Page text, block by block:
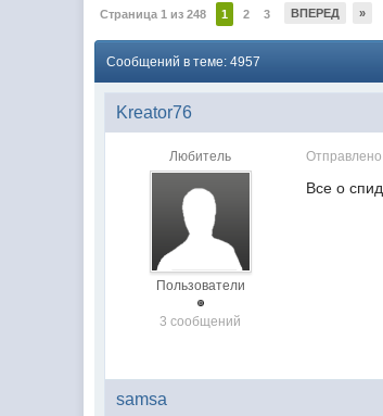
Страница 1 из 248 1 2 3 ВПЕРЕД »
Сообщений в теме: 4957
Kreator76
Любитель
Пользователи
3 сообщений
Отправлено
Все о
samsa